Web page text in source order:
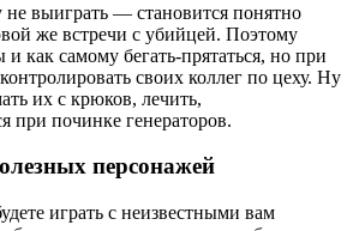
не выиграть — становится понятно
же встречи с убийцей. Поэтому
как самому бегать-прятаться, но при
своих коллег по цеху. Ну
их с крюков, лечить,
при починке генераторов.
персонажей
играть с неизвестными вам